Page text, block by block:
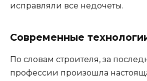
исправляли все недочеты.
Современные
По словам строителя, за
профессии произошла